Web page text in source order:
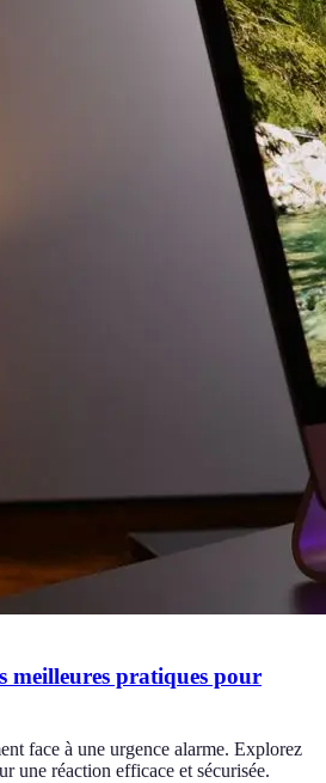
meilleures pratiques pour
face à une urgence alarme. Explorez
une réaction efficace et sécurisée.